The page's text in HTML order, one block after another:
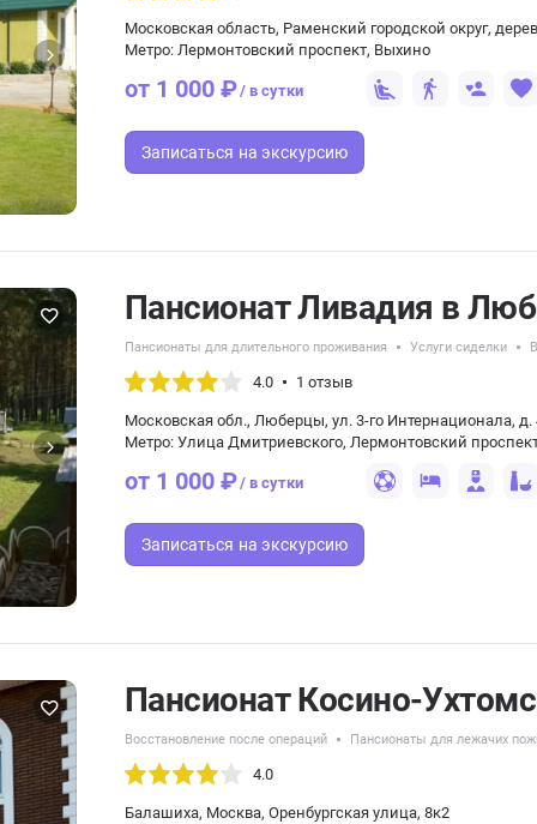
Московская область, Раменский городской округ,
Метро: Лермонтовский проспект, Выхино
от 1 000 ₽/ в сутки
Записаться на экскурсию
Пансионат Ливадия в
Пансионаты для длительного проживания Услуги сиделки
4.0 1 отзыв
Московская обл., Люберцы, ул. 3-гo Интернационала, д.
Метро: Улица Дмитриевского, Лермонтовский
от 1 000 ₽/ в сутки
Записаться на экскурсию
Пансионат Косино-
Восстановление после операций Пансионаты для лежачих
4.0
Балашиха, Москва, Оренбургская улица, 8к2